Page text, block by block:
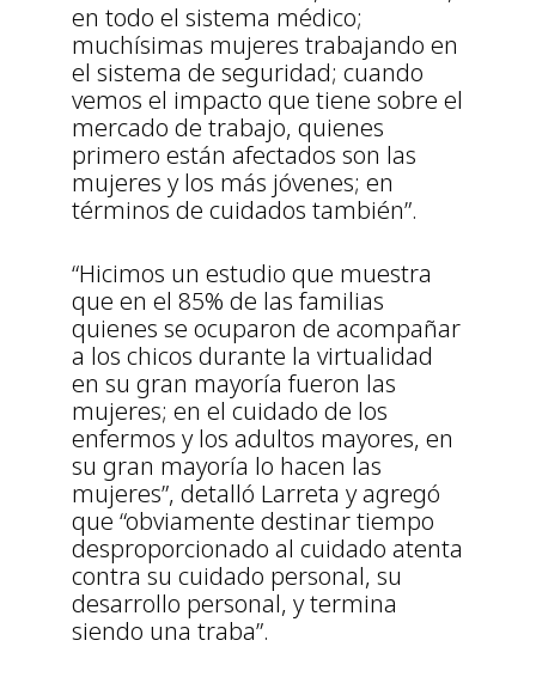
en todo el sistema médico;
muchísimas mujeres trabajando en
el sistema de seguridad; cuando
vemos el impacto que tiene sobre el
mercado de trabajo, quienes
primero están afectados son las
mujeres y los más jóvenes; en
términos de cuidados también”.
“Hicimos un estudio que muestra
que en el 85% de las familias
quienes se ocuparon de acompañar
a los chicos durante la virtualidad
en su gran mayoría fueron las
mujeres; en el cuidado de los
enfermos y los adultos mayores, en
su gran mayoría lo hacen las
mujeres”, detalló Larreta y agregó
que “obviamente destinar tiempo
desproporcionado al cuidado atenta
contra su cuidado personal, su
desarrollo personal, y termina
siendo una traba”.